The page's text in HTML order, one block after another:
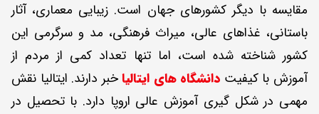
مقایسه با دیگر کشورهای جهان است. زیبایی معماری، آثار
باستانی، غذاهای عالی، میراث فرهنگی، مد و سرگرمی این
کشور شناخته شده است، اما تنها تعداد کمی از مردم از
آموزش با کیفیت دانشگاه های ایتالیاخبر دارند. ایتالیا نقش
مهمی در شکل گیری آموزش عالی اروپا دارد. با تحصیل در